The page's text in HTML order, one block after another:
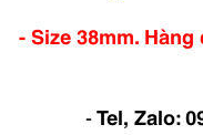
- Size 38mm.
-Tel, Zalo: